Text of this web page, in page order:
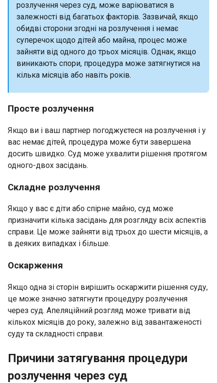
розлучення через суд, може варіюватися в
залежності від багатьох факторів. Зазвичай, якщо
обидві сторони згодні на розлучення і немає
суперечок щодо дітей або майна, процес може
зайняти від одного до трьох місяців. Однак, якщо
виникають спори, процедура може затягнутися на
кілька місяців або навіть років.
Просте розлучення
Якщо ви і ваш партнер погоджуєтеся на розлучення і у
вас немає дітей, процедура може бути завершена
досить швидко. Суд може ухвалити рішення протягом
одного-двох засідань.
Складне розлучення
Якщо у вас є діти або спірне майно, суд може
призначити кілька засідань для розгляду всіх аспектів
справи. Це може зайняти від трьох до шести місяців, а
в деяких випадках і більше.
Оскарження
Якщо одна зі сторін вирішить оскаржити рішення суду,
це може значно затягнути процедуру розлучення
через суд. Апеляційний розгляд може тривати від
кількох місяців до року, залежно від завантаженості
суду та складності справи.
Причини затягування процедури
розлучення через суд